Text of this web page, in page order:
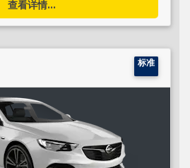
查看详情...
标准